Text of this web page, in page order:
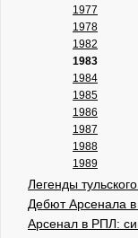
1977
1978
1982
1983
1984
1985
1986
1987
1988
1989
Легенды
Дебют Арсенала в
Арсенал в РПЛ: